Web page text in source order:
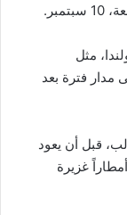
مثل
فترة بعد
قبل أن يعود
غزيرة